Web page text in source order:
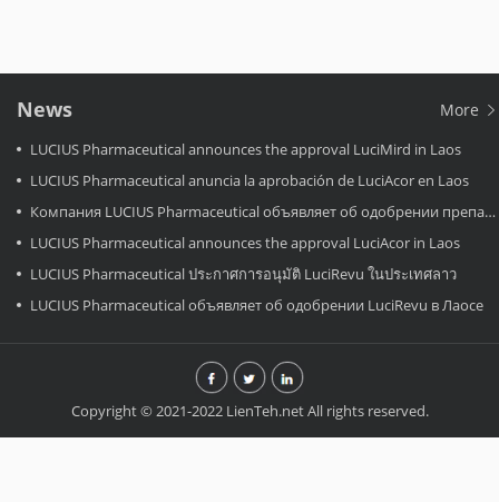
News More
LUCIUS Pharmaceutical announces the approval LuciMird in Laos
LUCIUS Pharmaceutical anuncia la aprobación de LuciAcor en Laos
Компания LUCIUS Pharmaceutical объявляет об одобрении препарата LuciAcor в Лаосе.
LUCIUS Pharmaceutical announces the approval LuciAcor in Laos
LUCIUS Pharmaceutical ประกาศการอนุมัติ LuciRevu ในประเทศลาว
LUCIUS Pharmaceutical объявляет об одобрении LuciRevu в Лаосе
Copyright © 2021-2022 LienTeh.net All rights reserved.